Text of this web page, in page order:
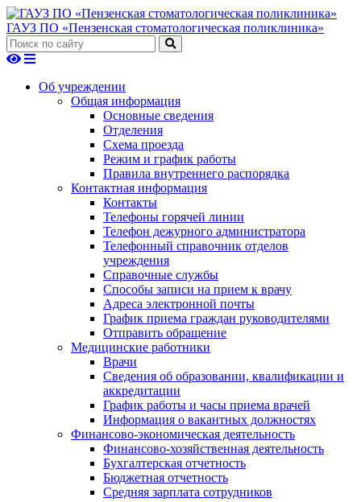
ГАУЗ ПО «Пензенская стоматологическая поликлиника»
Об учреждении
Общая информация
Основные сведения
Отделения
Схема проезда
Режим и график работы
Правила внутреннего распорядка
Контактная информация
Контакты
Телефоны горячей линии
Телефон дежурного администратора
Телефонный справочник отделов
учреждения
Справочные службы
Способы записи на прием к врачу
Адреса электронной почты
График приема граждан руководителями
Отправить обращение
Медицинские работники
Врачи
Сведения об образовании, квалификации и
аккредитации
График работы и часы приема врачей
Информация о вакантных должностях
Финансово-экономическая деятельность
Финансово-хозяйственная деятельность
Бухгалтерская отчетность
Бюджетная отчетность
Средняя зарплата сотрудников